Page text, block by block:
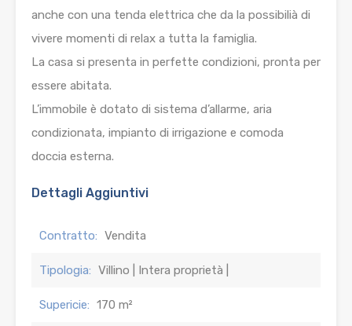
anche con una tenda elettrica che da la possibilià di
vivere momenti di relax a tutta la famiglia.
La casa si presenta in perfette condizioni, pronta per
essere abitata.
L’immobile è dotato di sistema d’allarme, aria
condizionata, impianto di irrigazione e comoda
doccia esterna.
Dettagli Aggiuntivi
Contratto: Vendita
Tipologia: Villino | Intera proprietà |
Supericie: 170 m²